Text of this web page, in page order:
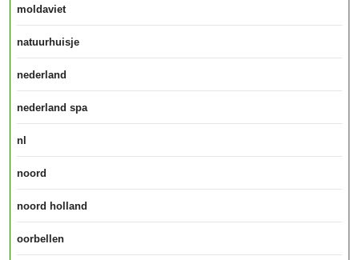
moldaviet
natuurhuisje
nederland
nederland spa
nl
noord
noord holland
oorbellen